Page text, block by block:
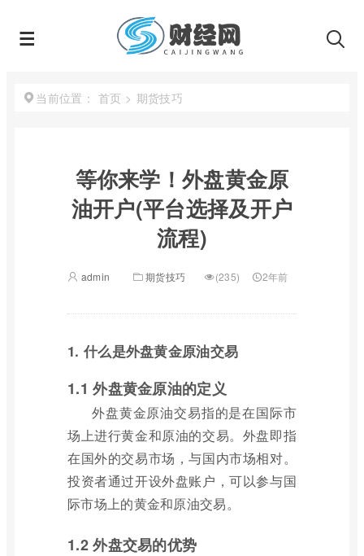
当前位置： 首页 > 期货技巧
等你来学！外盘黄金原
油开户(平台选择及开户
流程)
admin 期货技巧 (235) 2年前
1. 什么是外盘黄金原油交易
1.1 外盘黄金原油的定义
外盘黄金原油交易指的是在国际市
场上进行黄金和原油的交易。外盘即指
在国外的交易市场，与国内市场相对。
投资者通过开设外盘账户，可以参与国
际市场上的黄金和原油交易。
1.2 外盘交易的优势